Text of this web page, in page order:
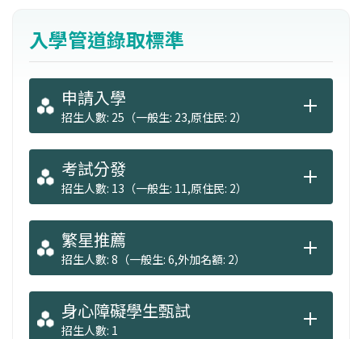
乃至社會科學領域的最新發展緊密連結，強調
科際整合。
入學管道錄取標準
申請入學
招生人數: 25（一般生: 23,原住民: 2）
考試分發
招生人數: 13（一般生: 11,原住民: 2）
繁星推薦
招生人數: 8（一般生: 6,外加名額: 2）
身心障礙學生甄試
招生人數: 1